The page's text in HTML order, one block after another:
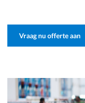
Vraag nu offerte aan